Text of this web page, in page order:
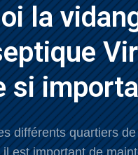
la
si
différents quartiers